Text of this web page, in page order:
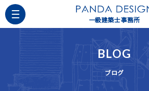
一級建築士事務所
BLOG
ブログ